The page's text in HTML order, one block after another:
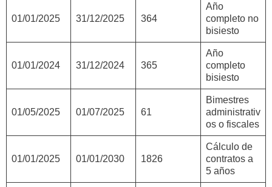
01/01/2025 31/12/2025 364
Año
completo no
bisiesto
01/01/2024 31/12/2024 365
Año
completo
bisiesto
01/05/2025 01/07/2025 61
Bimestres
administrativ
os o fiscales
01/01/2025 01/01/2030 1826
Cálculo de
contratos a
5 años